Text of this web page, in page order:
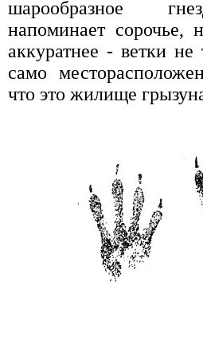
шарообразное
напоминает сорочье,
аккуратнее - ветки
само
что это жилище